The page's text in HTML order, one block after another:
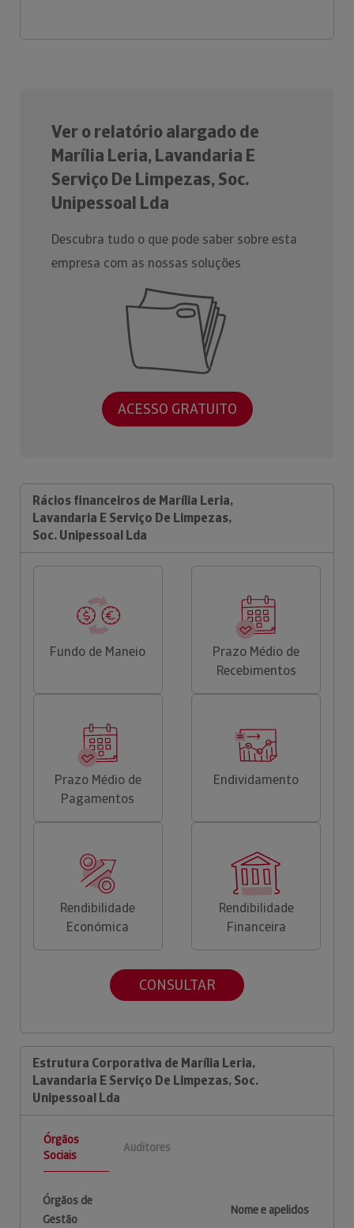
Ver o relatório alargado de
Marília Leria, Lavandaria E
Serviço De Limpezas, Soc.
Unipessoal Lda
Descubra tudo o que pode saber sobre esta
empresa com as nossas soluções
ACESSO GRATUITO
Rácios financeiros de Marília Leria,
Lavandaria E Serviço De Limpezas,
Soc. Unipessoal Lda
Fundo de Maneio
Prazo Médio de
Recebimentos
Prazo Médio de
Pagamentos
Endividamento
Rendibilidade
Económica
Rendibilidade
Financeira
CONSULTAR
Estrutura Corporativa de Marília Leria,
Lavandaria E Serviço De Limpezas, Soc.
Unipessoal Lda
Órgãos
Sociais
Auditores
Órgãos de
Gestão
Nome e apelidos